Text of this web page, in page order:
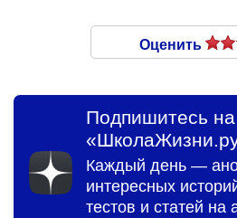
Оценить
Подпишитесь на
Каждый день —
интересных
тестов и статей на